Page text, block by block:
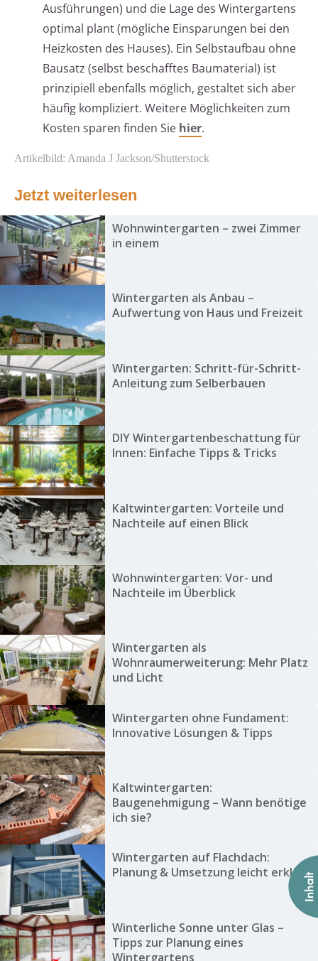
Ausführungen) und die Lage des Wintergartens
optimal plant (mögliche Einsparungen bei den
Heizkosten des Hauses). Ein Selbstaufbau ohne
Bausatz (selbst beschafftes Baumaterial) ist
prinzipiell ebenfalls möglich, gestaltet sich aber
häufig kompliziert. Weitere Möglichkeiten zum
Kosten sparen finden Sie hier.
Artikelbild: Amanda J Jackson/Shutterstock
Jetzt weiterlesen
Wohnwintergarten – zwei Zimmer
in einem
Wintergarten als Anbau –
Aufwertung von Haus und Freizeit
Wintergarten: Schritt-für-Schritt-
Anleitung zum Selberbauen
DIY Wintergartenbeschattung für
Innen: Einfache Tipps & Tricks
Kaltwintergarten: Vorteile und
Nachteile auf einen Blick
Wohnwintergarten: Vor- und
Nachteile im Überblick
Wintergarten als
Wohnraumerweiterung: Mehr Platz
und Licht
Wintergarten ohne Fundament:
Innovative Lösungen & Tipps
Kaltwintergarten:
Baugenehmigung – Wann benötige
ich sie?
Wintergarten auf Flachdach:
Planung & Umsetzung leicht erklärt
Winterliche Sonne unter Glas –
Tipps zur Planung eines
Wintergartens